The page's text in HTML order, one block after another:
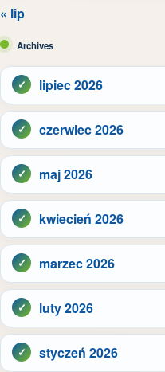
« lip
Archives
lipiec 2026
czerwiec 2026
maj 2026
kwiecień 2026
marzec 2026
luty 2026
styczeń 2026